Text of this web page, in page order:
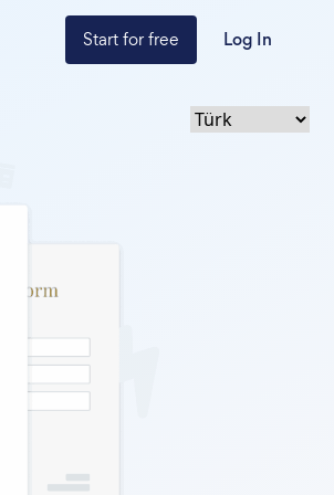
Start for free Log In